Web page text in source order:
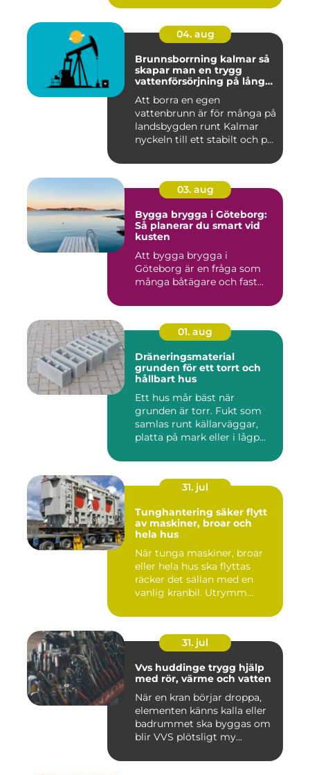
04. aug
Brunnsborrning kalmar så
skapar man en trygg
vattenförsörjning på lång
Att borra en egen
vattenbrunn är för många på
landsbygden runt Kalmar
nyckeln till ett stabilt och p...
03. aug
Bygga brygga i Göteborg:
Så planerar du smart vid
kusten
Att bygga brygga i
Göteborg är en fråga som
många båtägare och fast...
01. aug
Dräneringsmaterial
grunden för ett torrt och
hållbart hus
Ett hus mår bäst när
grunden är torr. Fukt som
samlas runt källarväggar,
platta på mark eller i lågp...
31. jul
Tunghantering säker flytt
av maskiner, broar och
hela hus
När tunga maskiner, broar
eller hela hus ska flyttas
räcker det sällan med en
vanlig kranbil. Utrymm...
31. jul
Vvs huddinge trygg hjälp
med rör, värme och vatten
När en kran börjar droppa,
elementen känns kalla eller
badrummet ska byggas om
blir VVS plötsligt my...